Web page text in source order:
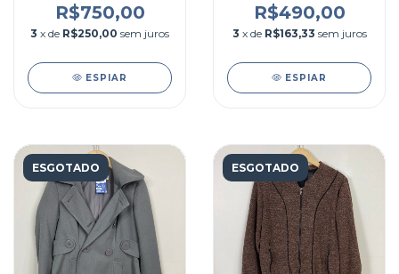
R$750,00
3 x de R$250,00 sem juros
ESPIAR
R$490,00
3 x de R$163,33 sem juros
ESPIAR
ESGOTADO ESGOTADO